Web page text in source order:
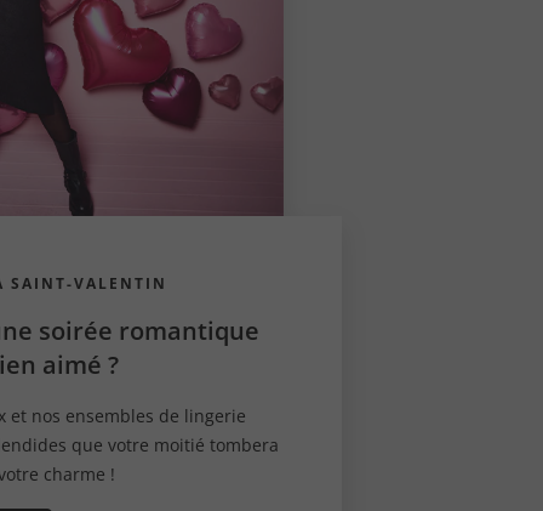
SAINT-VALENTIN
soirée romantique
aimé ?
et nos ensembles de lingerie
que votre moitié tombera
charme !